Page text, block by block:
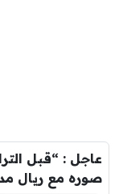
عاجل : “قبل
صوره مع ريال